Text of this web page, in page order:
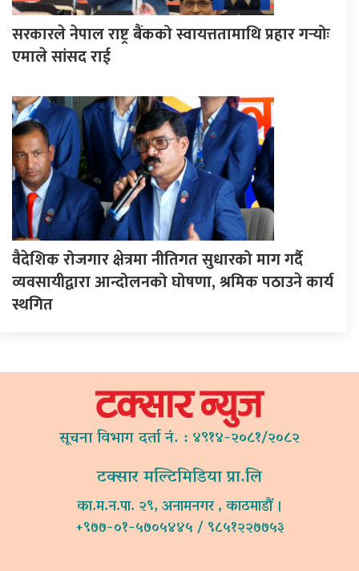
सरकारले नेपाल राष्ट्र बैंकको स्वायत्ततामाथि प्रहार गर्‍योः
एमाले सांसद राई
वैदेशिक रोजगार क्षेत्रमा नीतिगत सुधारको माग गर्दै
व्यवसायीद्वारा आन्दोलनको घोषणा, श्रमिक पठाउने कार्य
स्थगित
सूचना विभाग दर्ता नं. : ४९१४-२०८१/२०८२
टक्सार मल्टिमिडिया प्रा.लि
का.म.न.पा. २९, अनामनगर , काठमाडौं ।
+९७७-०१-५७०५४४५ / ९८५१२२७७५३